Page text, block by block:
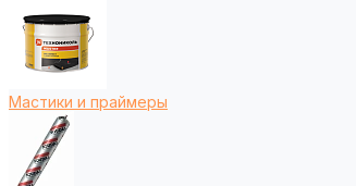
Мастики и праймеры